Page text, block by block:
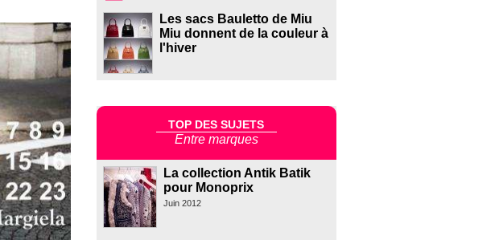
Les sacs Bauletto de Miu
Miu donnent de la couleur à
l'hiver
TOP DES SUJETS
Entre marques
La collection Antik Batik
pour Monoprix
Juin 2012